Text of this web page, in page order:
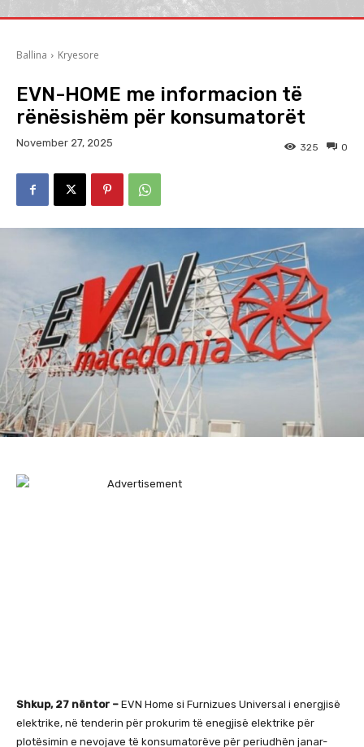
Ballina Kryesore
EVN-HOME me informacion të
rënësishëm për konsumatorët
November 27, 2025 0
325
Shkup, 27 nëntor – EVN Home si Furnizues Universal i energjisë
elektrike, në tenderin për prokurim të enegjisë elektrike për
plotësimin e nevojave të konsumatorëve për periudhën janar-